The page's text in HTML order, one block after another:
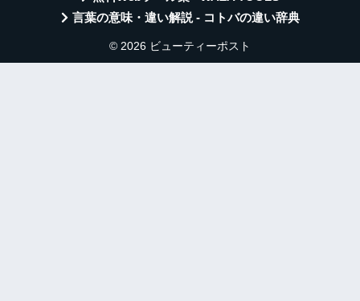
言葉の意味・違い解説 - コトバの違い辞典
© 2026 ビューティーポスト